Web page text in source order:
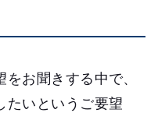
お聞きする中で、
たいというご要望